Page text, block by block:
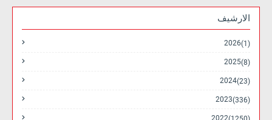
الارشيف
2026 (1)
2025 (8)
2024 (23)
2023 (336)
2022